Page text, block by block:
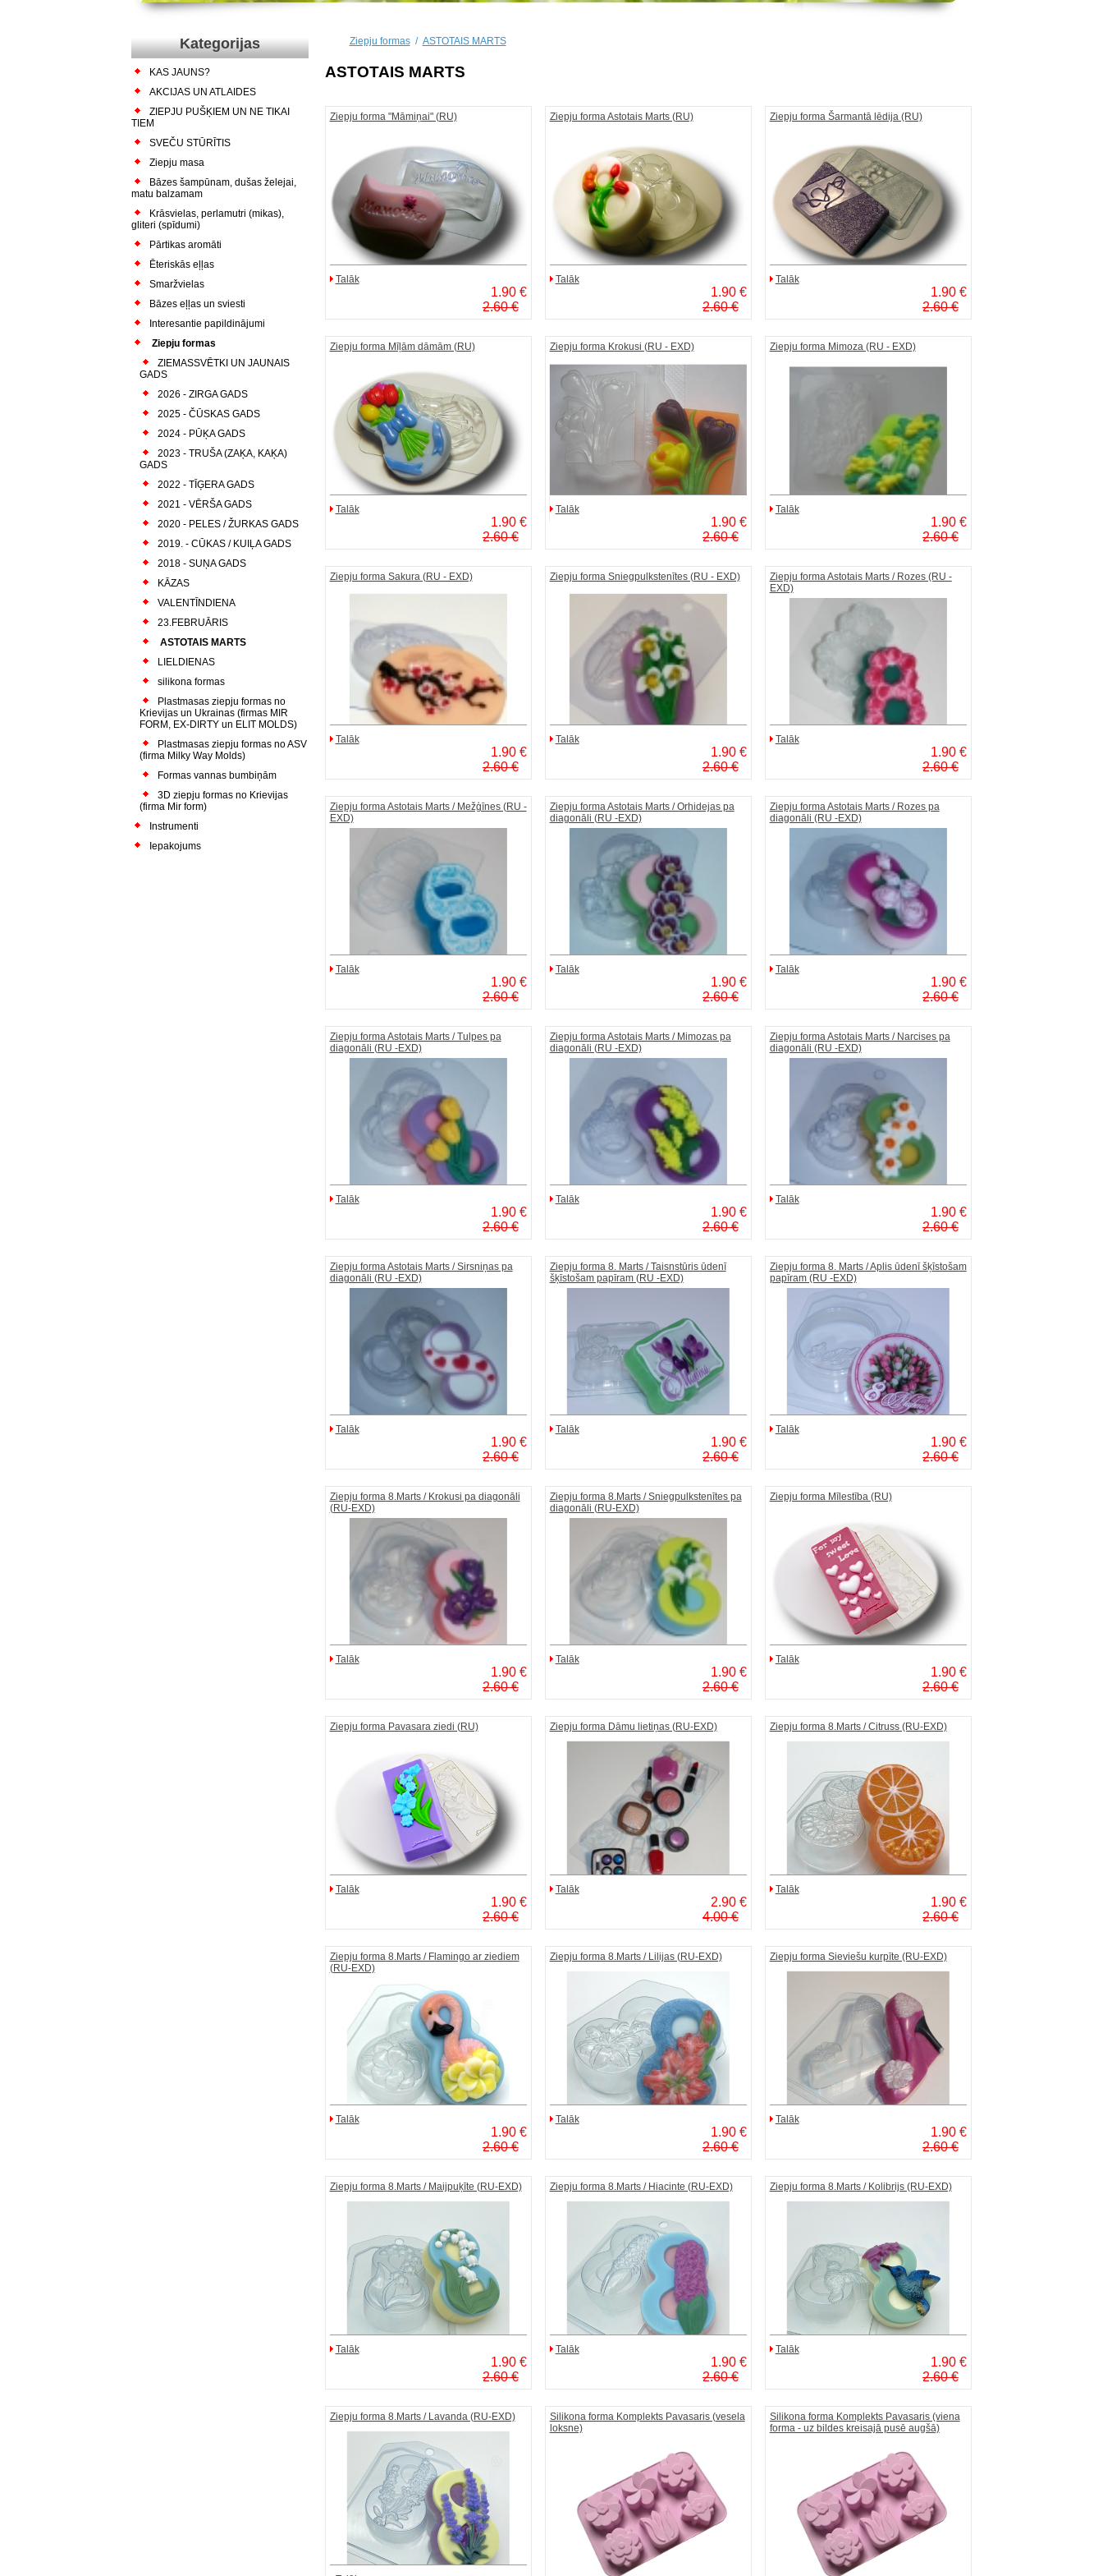
Kategorijas
KAS JAUNS?
AKCIJAS UN ATLAIDES
ZIEPJU PUŠĶIEM UN NE TIKAI
TIEM
SVEČU STŪRĪTIS
Ziepju masa
Bāzes šampūnam, dušas želejai,
matu balzamam
Krāsvielas, perlamutri (mikas),
gliteri (spīdumi)
Pārtikas aromāti
Ēteriskās eļļas
Smaržvielas
Bāzes eļļas un sviesti
Interesantie papildinājumi
Ziepju formas
ZIEMASSVĒTKI UN JAUNAIS
GADS
2026 - ZIRGA GADS
2025 - ČŪSKAS GADS
2024 - PŪĶA GADS
2023 - TRUŠA (ZAĶA, KAĶA)
GADS
2022 - TĪĢERA GADS
2021 - VĒRŠA GADS
2020 - PELES / ŽURKAS GADS
2019. - CŪKAS / KUIĻA GADS
2018 - SUŅA GADS
KĀZAS
VALENTĪNDIENA
23.FEBRUĀRIS
ASTOTAIS MARTS
LIELDIENAS
silikona formas
Plastmasas ziepju formas no
Krievijas un Ukrainas (firmas MIR
FORM, EX-DIRTY un ELIT MOLDS)
Plastmasas ziepju formas no ASV
(firma Milky Way Molds)
Formas vannas bumbiņām
3D ziepju formas no Krievijas
(firma Mir form)
Instrumenti
Iepakojums
Ziepju formas/ ASTOTAIS MARTS
ASTOTAIS MARTS
Ziepju forma "Māmiņai" (RU)
Talāk
1.90 €
2.60 €
Ziepju forma Astotais Marts (RU)
Talāk
1.90 €
2.60 €
Ziepju forma Šarmantā lēdija (RU)
Talāk
1.90 €
2.60 €
Ziepju forma Mīļām dāmām (RU)
Talāk
1.90 €
2.60 €
Ziepju forma Krokusi (RU - EXD)
Talāk
1.90 €
2.60 €
Ziepju forma Mimoza (RU - EXD)
Talāk
1.90 €
2.60 €
Ziepju forma Sakura (RU - EXD)
Talāk
1.90 €
2.60 €
Ziepju forma Sniegpulkstenītes (RU - EXD)
Talāk
1.90 €
2.60 €
Ziepju forma Astotais Marts / Rozes (RU -
EXD)
Talāk
1.90 €
2.60 €
Ziepju forma Astotais Marts / Mežģīnes (RU -
EXD)
Talāk
1.90 €
2.60 €
Ziepju forma Astotais Marts / Orhidejas pa
diagonāli (RU -EXD)
Talāk
1.90 €
2.60 €
Ziepju forma Astotais Marts / Rozes pa
diagonāli (RU -EXD)
Talāk
1.90 €
2.60 €
Ziepju forma Astotais Marts / Tulpes pa
diagonāli (RU -EXD)
Talāk
1.90 €
2.60 €
Ziepju forma Astotais Marts / Mimozas pa
diagonāli (RU -EXD)
Talāk
1.90 €
2.60 €
Ziepju forma Astotais Marts / Narcises pa
diagonāli (RU -EXD)
Talāk
1.90 €
2.60 €
Ziepju forma Astotais Marts / Sirsniņas pa
diagonāli (RU -EXD)
Talāk
1.90 €
2.60 €
Ziepju forma 8. Marts / Taisnstūris ūdenī
šķīstošam papīram (RU -EXD)
Talāk
1.90 €
2.60 €
Ziepju forma 8. Marts / Aplis ūdenī šķīstošam
papīram (RU -EXD)
Talāk
1.90 €
2.60 €
Ziepju forma 8.Marts / Krokusi pa diagonāli
(RU-EXD)
Talāk
1.90 €
2.60 €
Ziepju forma 8.Marts / Sniegpulkstenītes pa
diagonāli (RU-EXD)
Talāk
1.90 €
2.60 €
Ziepju forma Mīlestība (RU)
Talāk
1.90 €
2.60 €
Ziepju forma Pavasara ziedi (RU)
Talāk
1.90 €
2.60 €
Ziepju forma Dāmu lietiņas (RU-EXD)
Talāk
2.90 €
4.00 €
Ziepju forma 8.Marts / Citruss (RU-EXD)
Talāk
1.90 €
2.60 €
Ziepju forma 8.Marts / Flamingo ar ziediem
(RU-EXD)
Talāk
1.90 €
2.60 €
Ziepju forma 8.Marts / Lilijas (RU-EXD)
Talāk
1.90 €
2.60 €
Ziepju forma Sieviešu kurpīte (RU-EXD)
Talāk
1.90 €
2.60 €
Ziepju forma 8.Marts / Maijpuķīte (RU-EXD)
Talāk
1.90 €
2.60 €
Ziepju forma 8.Marts / Hiacinte (RU-EXD)
Talāk
1.90 €
2.60 €
Ziepju forma 8.Marts / Kolibrijs (RU-EXD)
Talāk
1.90 €
2.60 €
Ziepju forma 8.Marts / Lavanda (RU-EXD)
Silikona forma Komplekts Pavasaris (vesela
loksne)
Silikona forma Komplekts Pavasaris (viena
forma - uz bildes kreisajā pusē augšā)